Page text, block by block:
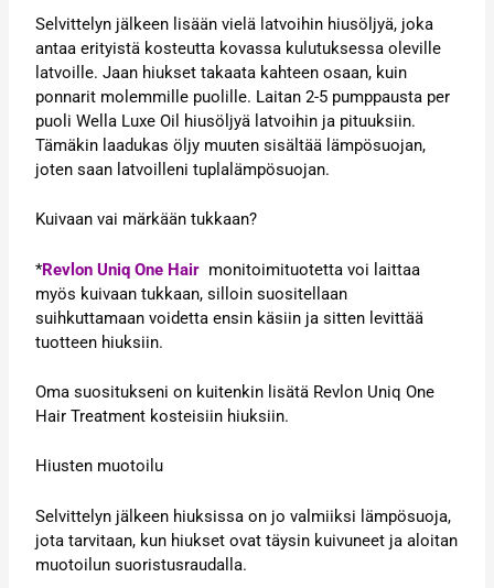
Selvittelyn jälkeen lisään vielä latvoihin hiusöljyä, joka
antaa erityistä kosteutta kovassa kulutuksessa oleville
latvoille. Jaan hiukset takaata kahteen osaan, kuin
ponnarit molemmille puolille. Laitan 2-5 pumppausta per
puoli Wella Luxe Oil hiusöljyä latvoihin ja pituuksiin.
Tämäkin laadukas öljy muuten sisältää lämpösuojan,
joten saan latvoilleni tuplalämpösuojan.
Kuivaan vai märkään tukkaan?
*Revlon Uniq One Hair monitoimituotetta voi laittaa
myös kuivaan tukkaan, silloin suositellaan
suihkuttamaan voidetta ensin käsiin ja sitten levittää
tuotteen hiuksiin.
Oma suositukseni on kuitenkin lisätä Revlon Uniq One
Hair Treatment kosteisiin hiuksiin.
Hiusten muotoilu
Selvittelyn jälkeen hiuksissa on jo valmiiksi lämpösuoja,
jota tarvitaan, kun hiukset ovat täysin kuivuneet ja aloitan
muotoilun suoristusraudalla.